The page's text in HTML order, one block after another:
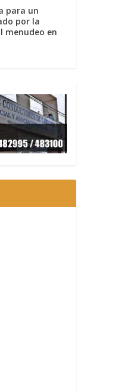
para un
por la
menudeo en